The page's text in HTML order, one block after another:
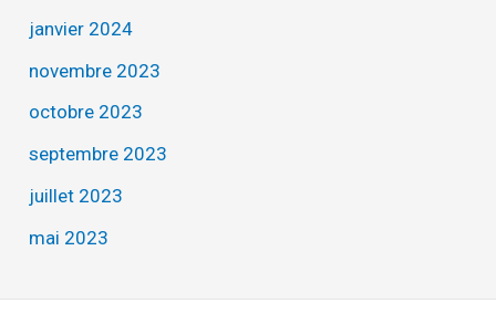
janvier 2024
novembre 2023
octobre 2023
septembre 2023
juillet 2023
mai 2023